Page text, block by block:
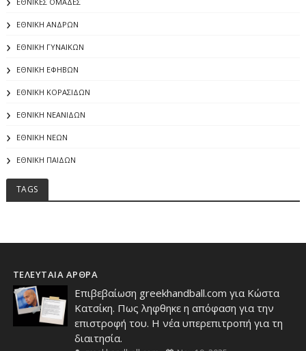
ΕΘΝΙΚΗ ΑΝΔΡΩΝ
ΕΘΝΙΚΗ ΓΥΝΑΙΚΩΝ
ΕΘΝΙΚΗ ΕΦΗΒΩΝ
ΕΘΝΙΚΗ ΚΟΡΑΣΙΔΩΝ
ΕΘΝΙΚΗ ΝΕΑΝΙΔΩΝ
ΕΘΝΙΚΗ ΝΕΩΝ
ΕΘΝΙΚΗ ΠΑΙΔΩΝ
TAGS
ΤΕΛΕΥΤΑΙΑ ΑΡΘΡΑ
Επιβεβαίωση greekhandball.com για Κώστα
Κατσίκη. Πως ληφθηκε η απόφαση για την
επιστροφή του. Η νέα υπερεπιτροπή για τη
διαιτησία.